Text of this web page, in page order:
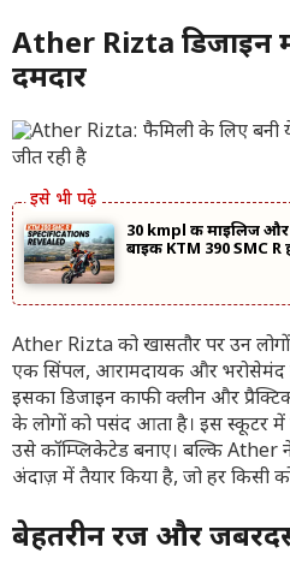
Ather Rizta डिजाइन
दमदार
30 kmpl की माइलिज
बाइक KTM 390 SMC R
Ather Rizta को खासतौर पर उन
एक सिंपल, आरामदायक और भरोसेमंद
इसका डिजाइन काफी क्लीन और
के लोगों को पसंद आता है। इस स्कूटर
उसे कॉम्प्लिकेटेड बनाए। बल्कि
अंदाज़ में तैयार किया है, जो हर किसी
बेहतरीन रेंज और